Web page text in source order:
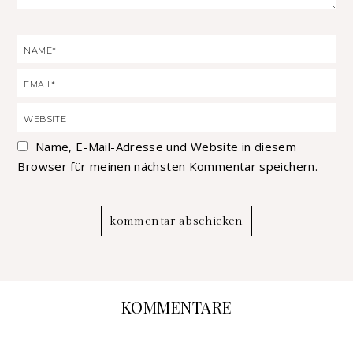
Name, E-Mail-Adresse und Website in diesem
Browser für meinen nächsten Kommentar speichern.
KOMMENTARE